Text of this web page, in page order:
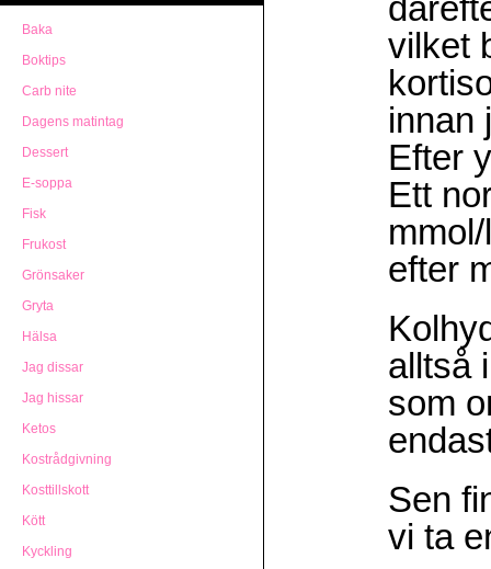
Baka
Boktips
Carb nite
Dagens matintag
Dessert
E-soppa
Fisk
Frukost
Grönsaker
Gryta
Hälsa
Jag dissar
Jag hissar
Ketos
Kostrådgivning
Kosttillskott
Kött
Kyckling
vilket
innan
Efter
Ett
efter
alltså
som
Sen
vi ta